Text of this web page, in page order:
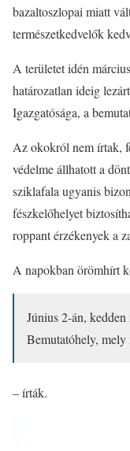
bazaltoszlopai miatt
természetkedvelők
A területet idén
határozatlan ideig
Igazgatósága, a
Az okokról nem írtak,
védelme állhatott a
sziklafala ugyanis
fészkelőhelyet
roppant érzékenyek a
A napokban örömhírt
Június 2-án,
Bemutatóhely,
– írták.